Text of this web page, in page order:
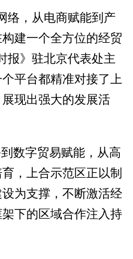
，从电商赋能到产
建一个全方位的经贸
报》驻北京代表处主
平台都精准对接了上
现出强大的发展活
数字贸易赋能，从高
，上合示范区正以制
为支撑，不断激活经
下的区域合作注入持